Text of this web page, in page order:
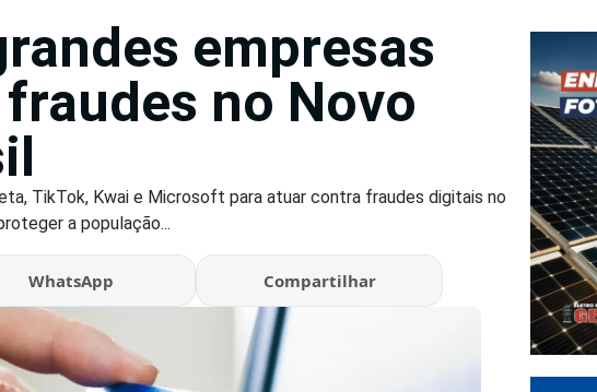
empresas
no Novo
TikTok, Kwai e Microsoft para atuar contra fraudes digitais no
a população...
WhatsApp Compartilhar